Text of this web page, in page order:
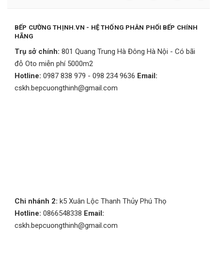
BẾP CƯỜNG THỊNH.VN - HỆ THỐNG PHÂN PHỐI BẾP CHÍNH
HÃNG
Trụ sở chính: 801 Quang Trung Hà Đông Hà Nội - Có bãi
đỗ Oto miễn phí 5000m2
Hotline: 0987 838 979 - 098 234 9636 Email:
cskh.bepcuongthinh@gmail.com
Chi nhánh 2: k5 Xuân Lộc Thanh Thủy Phú Thọ
Hotline: 0866548338 Email:
cskh.bepcuongthinh@gmail.com